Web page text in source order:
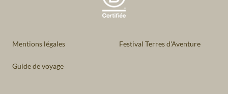
Mentions légales Festival Terres d'Aventure
Guide de voyage